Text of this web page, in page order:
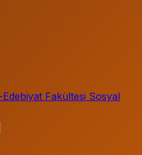
Fakültesi Sosyal